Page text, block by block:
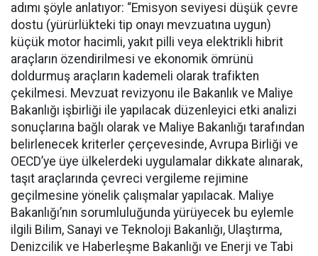
adımı şöyle anlatıyor: “Emisyon seviyesi düşük çevre
dostu (yürürlükteki tip onayı mevzuatına uygun)
küçük motor hacimli, yakıt pilli veya elektrikli hibrit
araçların özendirilmesi ve ekonomik ömrünü
doldurmuş araçların kademeli olarak trafikten
çekilmesi. Mevzuat revizyonu ile Bakanlık ve Maliye
Bakanlığı işbirliği ile yapılacak düzenleyici etki analizi
sonuçlarına bağlı olarak ve Maliye Bakanlığı tarafından
belirlenecek kriterler çerçevesinde, Avrupa Birliği ve
OECD’ye üye ülkelerdeki uygulamalar dikkate alınarak,
taşıt araçlarında çevreci vergileme rejimine
geçilmesine yönelik çalışmalar yapılacak. Maliye
Bakanlığı’nın sorumluluğunda yürüyecek bu eylemle
ilgili Bilim, Sanayi ve Teknoloji Bakanlığı, Ulaştırma,
Denizcilik ve Haberleşme Bakanlığı ve Enerji ve Tabi